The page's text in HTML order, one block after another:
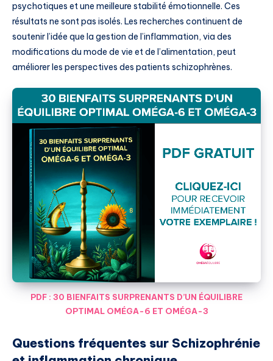
psychotiques et une meilleure stabilité émotionnelle. Ces
résultats ne sont pas isolés. Les recherches continuent de
soutenir l’idée que la gestion de l’inflammation, via des
modifications du mode de vie et de l’alimentation, peut
améliorer les perspectives des patients schizophrènes.
PDF : 30 BIENFAITS SURPRENANTS D’UN ÉQUILIBRE
OPTIMAL OMÉGA-6 ET OMÉGA-3
Questions fréquentes sur Schizophrénie